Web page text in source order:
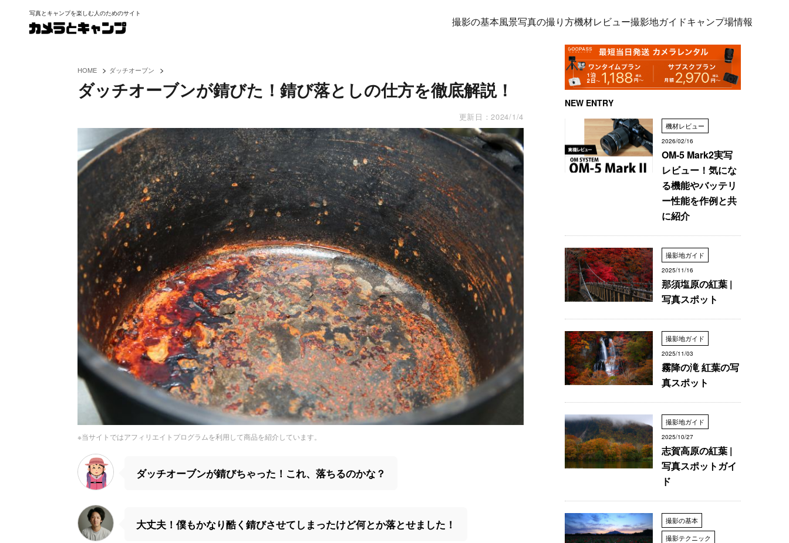
写真とキャンプを楽しむ人のためのサイト
撮影の基本風景写真の撮り方機材レビュー撮影地ガイドキャンプ場情報
HOME > ダッチオーブン >
ダッチオーブンが錆びた！錆び落としの仕方を徹底解説！
更新日：2024/1/4
※当サイトではアフィリエイトプログラムを利用して商品を紹介しています。
ダッチオーブンが錆びちゃった！これ、落ちるのかな？
大丈夫！僕もかなり酷く錆びさせてしまったけど何とか落とせました！
NEW ENTRY
機材レビュー
2026/02/16
OM-5 Mark2実写
レビュー！気にな
る機能やバッテリ
ー性能を作例と共
に紹介
撮影地ガイド
2025/11/16
那須塩原の紅葉 |
写真スポット
撮影地ガイド
2025/11/03
霧降の滝 紅葉の写
真スポット
撮影地ガイド
2025/10/27
志賀高原の紅葉 |
写真スポットガイ
ド
撮影の基本
撮影テクニック